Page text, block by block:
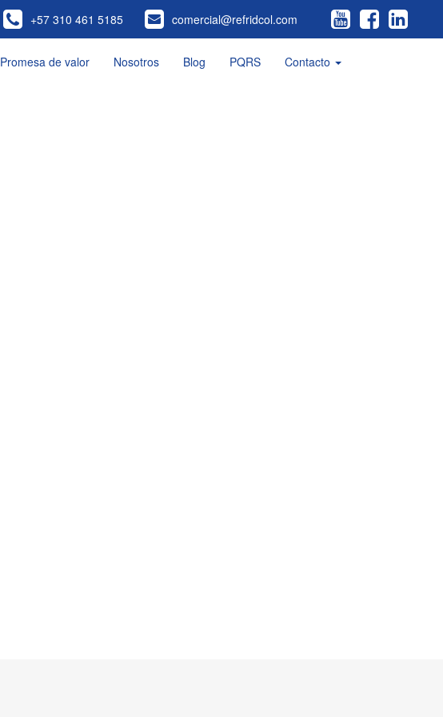
+57 310 461 5185 comercial@refridcol.com
Promesa de valor Nosotros Blog PQRS Contacto